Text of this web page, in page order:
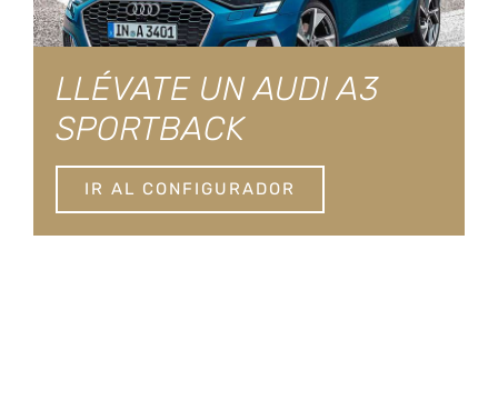
LLÉVATE UN AUDI A3
SPORTBACK
IR AL CONFIGURADOR